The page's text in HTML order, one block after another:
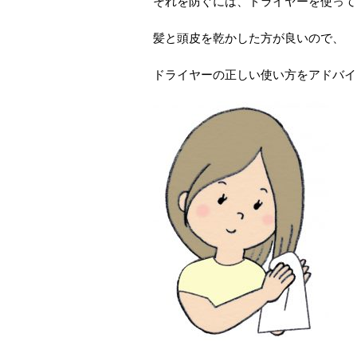
髪と頭皮を乾かした方が良いので、
ドライヤーの正しい使い方をアドバ